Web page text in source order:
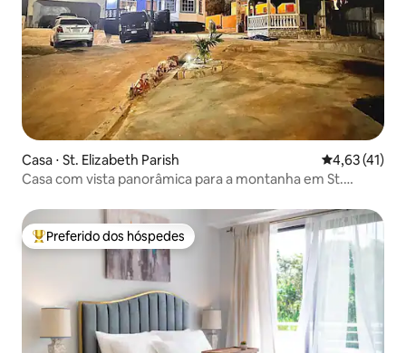
Casa ⋅ St. Elizabeth Parish 4,63 de uma
4,63 (41)
Casa com vista panorâmica para a montanha em St.
Entre os melhores preferidos dos hóspedes
Preferido dos hóspedes